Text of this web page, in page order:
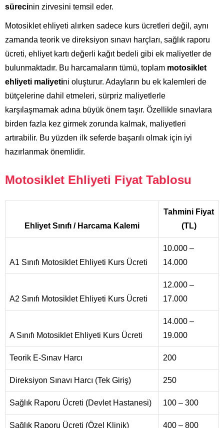
sürecinin zirvesini temsil eder.
Motosiklet ehliyeti alırken sadece kurs ücretleri değil, aynı
zamanda teorik ve direksiyon sınavı harçları, sağlık raporu
ücreti, ehliyet kartı değerli kağıt bedeli gibi ek maliyetler de
bulunmaktadır. Bu harcamaların tümü, toplam motosiklet
ehliyeti maliyetini oluşturur. Adayların bu ek kalemleri de
bütçelerine dahil etmeleri, sürpriz maliyetlerle
karşılaşmamak adına büyük önem taşır. Özellikle sınavlara
birden fazla kez girmek zorunda kalmak, maliyetleri
artırabilir. Bu yüzden ilk seferde başarılı olmak için iyi
hazırlanmak önemlidir.
Motosiklet Ehliyeti Fiyat Tablosu
Ehliyet Sınıfı / Harcama Kalemi
Tahmini Fiyat
(TL)
A1 Sınıfı Motosiklet Ehliyeti Kurs Ücreti
10.000 –
14.000
A2 Sınıfı Motosiklet Ehliyeti Kurs Ücreti
12.000 –
17.000
A Sınıfı Motosiklet Ehliyeti Kurs Ücreti
14.000 –
19.000
Teorik E-Sınav Harcı 200
Direksiyon Sınavı Harcı (Tek Giriş) 250
Sağlık Raporu Ücreti (Devlet Hastanesi) 100 – 300
Sağlık Raporu Ücreti (Özel Klinik) 400 – 800